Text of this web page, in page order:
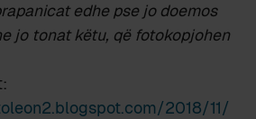
edhe pse jo doemos
jo tonat këtu, që fotokopjohen
2018/11/